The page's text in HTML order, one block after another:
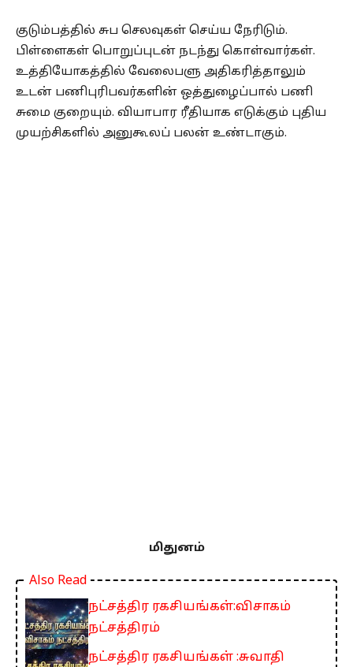
குடும்பத்தில் சுப செலவுகள் செய்ய நேரிடும்.
பிள்ளைகள் பொறுப்புடன் நடந்து கொள்வார்கள்.
உத்தியோகத்தில் வேலைபளு அதிகரித்தாலும்
உடன் பணிபுரிபவர்களின் ஒத்துழைப்பால் பணி
சுமை குறையும். வியாபார ரீதியாக எடுக்கும் புதிய
முயற்சிகளில் அனுகூலப் பலன் உண்டாகும்.
மிதுனம்
Also Read
நட்சத்திர ரகசியங்கள்:விசாகம்
நட்சத்திரம்
நட்சத்திர ரகசியங்கள் :சுவாதி